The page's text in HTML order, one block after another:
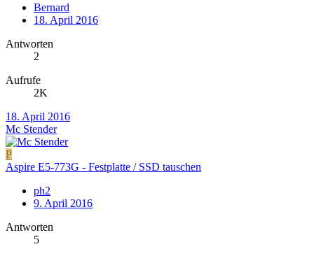
Bernard
18. April 2016
Antworten
2
Aufrufe
2K
18. April 2016
Mc Stender
P
Aspire E5-773G - Festplatte / SSD tauschen
ph2
9. April 2016
Antworten
5